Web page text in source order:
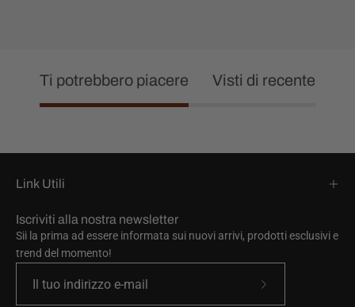
Ti potrebbero piacere Visti di recente
Link Utili
Iscriviti alla nostra newsletter
Sii la prima ad essere informata sui nuovi arrivi, prodotti esclusivi e
trend del momento!